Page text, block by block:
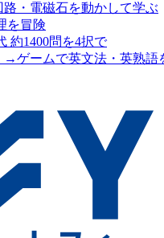
路・電磁石を動かして学ぶ
を冒険
約1400問を4択で
→ゲームで英文法・英熟語